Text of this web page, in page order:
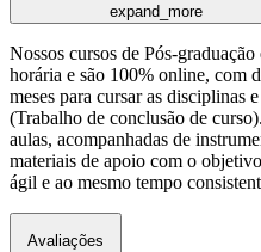
expand_more
Nossos cursos de Pós-
horária e são 100% online, com
meses para cursar as disciplinas
(Trabalho de conclusão de
aulas, acompanhadas de
materiais de apoio com o
ágil e ao mesmo tempo
Avaliações